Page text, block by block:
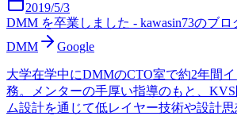
2019/5/3
DMM を卒業しました - kawasin73のブロ
DMM
Google
大学在学中にDMMのCTO室で約2年間
務。メンターの手厚い指導のもと、
ム設計を通じて低レイヤー技術や設計